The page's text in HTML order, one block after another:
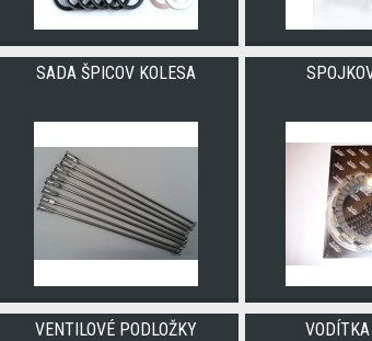
SADA ŠPICOV KOLESA
VENTILOVÉ PODLOŽKY